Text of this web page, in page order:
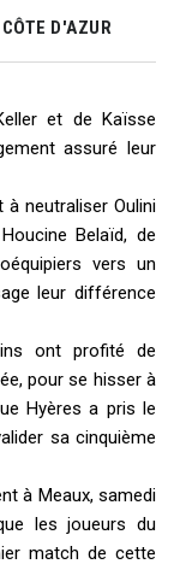
D'AZUR
et de Kaïsse
assuré leur
à neutraliser Oulini
Belaïd, de
vers un
leur différence
ont profité de
pour se hisser à
Hyères a pris le
sa cinquième
à Meaux, samedi
les joueurs du
match de cette